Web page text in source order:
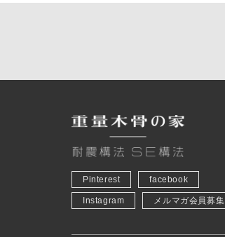
Pinterest facebook
Instagram メルマガ会員募集